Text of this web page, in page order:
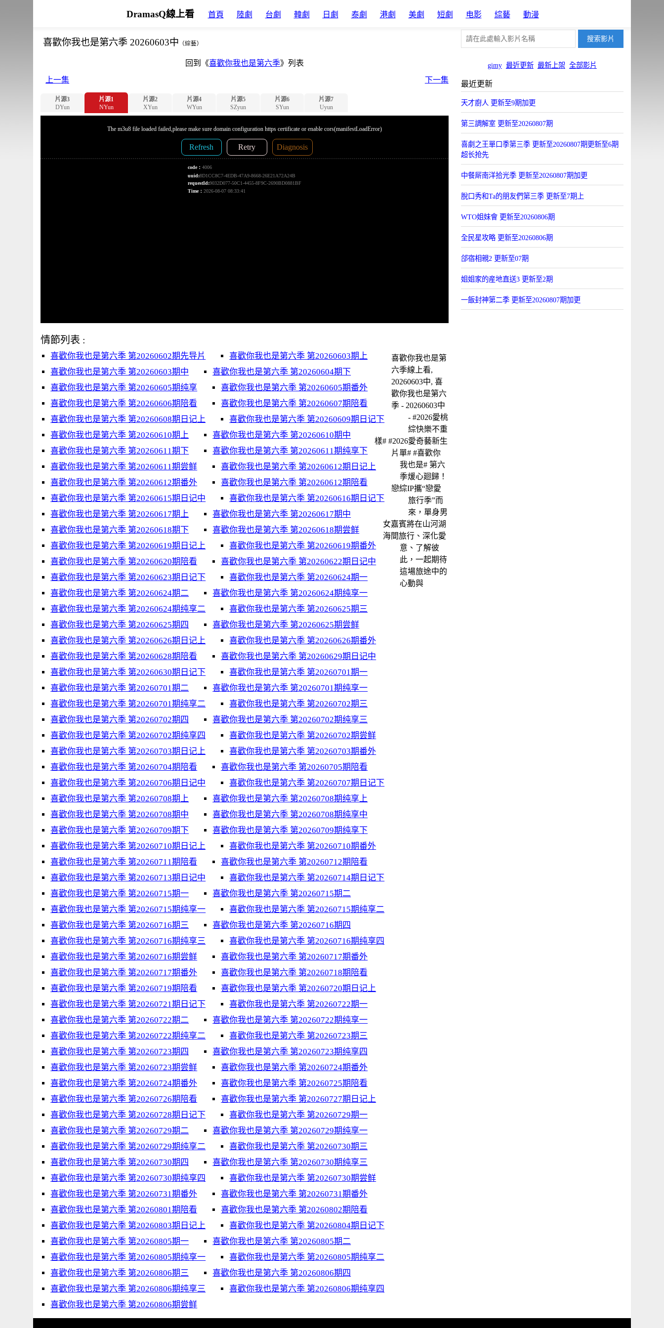
DramasQ線上看 首頁 陸劇 台劇 韓劇 日劇 泰劇 港劇 美劇 短劇 电影 綜藝 動漫
gimy 最近更新 最新上架 全部影片
喜歡你我也是第六季 20260603中 （綜藝）
回到《喜歡你我也是第六季》列表
上一集
下一集
片源3
DYun
片源1
NYun
片源2
XYun
片源4
WYun
片源5
SZyun
片源6
SYun
片源7
Uyun
情節列表 :
喜歡你我也是第六季 第20260602期先导片
喜歡你我也是第六季 第20260603期上
喜歡你我也是第六季 第20260603期中
喜歡你我也是第六季 第20260604期下
喜歡你我也是第六季 第20260605期纯享
喜歡你我也是第六季 第20260605期番外
喜歡你我也是第六季 第20260606期陪看
喜歡你我也是第六季 第20260607期陪看
喜歡你我也是第六季 第20260608期日记上
喜歡你我也是第六季 第20260609期日记下
喜歡你我也是第六季 第20260610期上
喜歡你我也是第六季 第20260610期中
喜歡你我也是第六季 第20260611期下
喜歡你我也是第六季 第20260611期纯享下
喜歡你我也是第六季 第20260611期尝鲜
喜歡你我也是第六季 第20260612期日记上
喜歡你我也是第六季 第20260612期番外
喜歡你我也是第六季 第20260612期陪看
喜歡你我也是第六季 第20260615期日记中
喜歡你我也是第六季 第20260616期日记下
喜歡你我也是第六季 第20260617期上
喜歡你我也是第六季 第20260617期中
喜歡你我也是第六季 第20260618期下
喜歡你我也是第六季 第20260618期尝鲜
喜歡你我也是第六季 第20260619期日记上
喜歡你我也是第六季 第20260619期番外
喜歡你我也是第六季 第20260620期陪看
喜歡你我也是第六季 第20260622期日记中
喜歡你我也是第六季 第20260623期日记下
喜歡你我也是第六季 第20260624期一
喜歡你我也是第六季 第20260624期二
喜歡你我也是第六季 第20260624期纯享一
喜歡你我也是第六季 第20260624期纯享二
喜歡你我也是第六季 第20260625期三
喜歡你我也是第六季 第20260625期四
喜歡你我也是第六季 第20260625期尝鲜
喜歡你我也是第六季 第20260626期日记上
喜歡你我也是第六季 第20260626期番外
喜歡你我也是第六季 第20260628期陪看
喜歡你我也是第六季 第20260629期日记中
喜歡你我也是第六季 第20260630期日记下
喜歡你我也是第六季 第20260701期一
喜歡你我也是第六季 第20260701期二
喜歡你我也是第六季 第20260701期纯享一
喜歡你我也是第六季 第20260701期纯享二
喜歡你我也是第六季 第20260702期三
喜歡你我也是第六季 第20260702期四
喜歡你我也是第六季 第20260702期纯享三
喜歡你我也是第六季 第20260702期纯享四
喜歡你我也是第六季 第20260702期尝鲜
喜歡你我也是第六季 第20260703期日记上
喜歡你我也是第六季 第20260703期番外
喜歡你我也是第六季 第20260704期陪看
喜歡你我也是第六季 第20260705期陪看
喜歡你我也是第六季 第20260706期日记中
喜歡你我也是第六季 第20260707期日记下
喜歡你我也是第六季 第20260708期上
喜歡你我也是第六季 第20260708期纯享上
喜歡你我也是第六季 第20260708期中
喜歡你我也是第六季 第20260708期纯享中
喜歡你我也是第六季 第20260709期下
喜歡你我也是第六季 第20260709期纯享下
喜歡你我也是第六季 第20260710期日记上
喜歡你我也是第六季 第20260710期番外
喜歡你我也是第六季 第20260711期陪看
喜歡你我也是第六季 第20260712期陪看
喜歡你我也是第六季 第20260713期日记中
喜歡你我也是第六季 第20260714期日记下
喜歡你我也是第六季 第20260715期一
喜歡你我也是第六季 第20260715期二
喜歡你我也是第六季 第20260715期纯享一
喜歡你我也是第六季 第20260715期纯享二
喜歡你我也是第六季 第20260716期三
喜歡你我也是第六季 第20260716期四
喜歡你我也是第六季 第20260716期纯享三
喜歡你我也是第六季 第20260716期纯享四
喜歡你我也是第六季 第20260716期尝鲜
喜歡你我也是第六季 第20260717期番外
喜歡你我也是第六季 第20260717期番外
喜歡你我也是第六季 第20260718期陪看
喜歡你我也是第六季 第20260719期陪看
喜歡你我也是第六季 第20260720期日记上
喜歡你我也是第六季 第20260721期日记下
喜歡你我也是第六季 第20260722期一
喜歡你我也是第六季 第20260722期二
喜歡你我也是第六季 第20260722期纯享一
喜歡你我也是第六季 第20260722期纯享二
喜歡你我也是第六季 第20260723期三
喜歡你我也是第六季 第20260723期四
喜歡你我也是第六季 第20260723期纯享四
喜歡你我也是第六季 第20260723期尝鲜
喜歡你我也是第六季 第20260724期番外
喜歡你我也是第六季 第20260724期番外
喜歡你我也是第六季 第20260725期陪看
喜歡你我也是第六季 第20260726期陪看
喜歡你我也是第六季 第20260727期日记上
喜歡你我也是第六季 第20260728期日记下
喜歡你我也是第六季 第20260729期一
喜歡你我也是第六季 第20260729期二
喜歡你我也是第六季 第20260729期纯享一
喜歡你我也是第六季 第20260729期纯享二
喜歡你我也是第六季 第20260730期三
喜歡你我也是第六季 第20260730期四
喜歡你我也是第六季 第20260730期纯享三
喜歡你我也是第六季 第20260730期纯享四
喜歡你我也是第六季 第20260730期尝鲜
喜歡你我也是第六季 第20260731期番外
喜歡你我也是第六季 第20260731期番外
喜歡你我也是第六季 第20260801期陪看
喜歡你我也是第六季 第20260802期陪看
喜歡你我也是第六季 第20260803期日记上
喜歡你我也是第六季 第20260804期日记下
喜歡你我也是第六季 第20260805期一
喜歡你我也是第六季 第20260805期二
喜歡你我也是第六季 第20260805期纯享一
喜歡你我也是第六季 第20260805期纯享二
喜歡你我也是第六季 第20260806期三
喜歡你我也是第六季 第20260806期四
喜歡你我也是第六季 第20260806期纯享三
喜歡你我也是第六季 第20260806期纯享四
喜歡你我也是第六季 第20260806期尝鲜
喜歡你我也是第
六季線上看,
20260603中, 喜
歡你我也是第六
季 - 20260603中
- #2026愛桃
綜快樂不重
樣# #2026愛奇藝新生
片單# #喜歡你
我也是# 第六
季煖心廻歸！
戀綜IP攜“戀愛
旅行季”而
來，單身男
女嘉賓將在山河湖
海間旅行、深化愛
意、了解彼
此，一起期待
這場旅途中的
心動與
最近更新
天才廚人 更新至9期加更
第三調解室 更新至20260807期
喜劇之王單口季第三季 更新至20260807期更新至6期
超长抢先
中餐厛南洋拾光季 更新至20260807期加更
脫口秀和Ta的朋友們第三季 更新至7期上
WTO姐妹會 更新至20260806期
全民星攻略 更新至20260806期
郃宿相親2 更新至07期
姐姐家的産地直送3 更新至2期
一飯封神第二季 更新至20260807期加更